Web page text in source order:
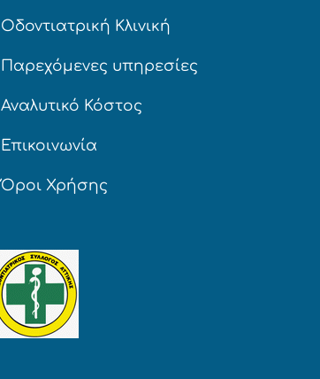
Οδοντιατρική Κλινική
Παρεχόμενες υπηρεσίες
Αναλυτικό Κόστος
Επικοινωνία
Όροι Χρήσης